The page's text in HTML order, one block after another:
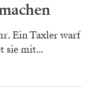
Ein Taxler warf
sie mit...